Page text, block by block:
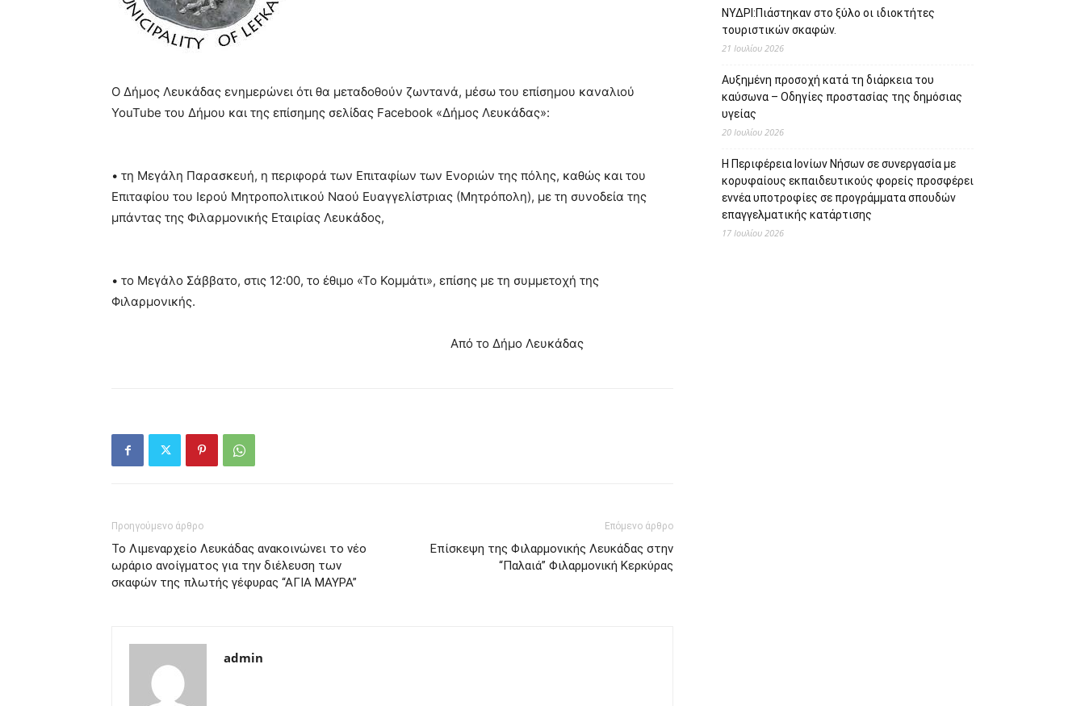
Ο Δήμος Λευκάδας ενημερώνει ότι θα μεταδοθούν ζωντανά, μέσω του επίσημου καναλιού
YouTube του Δήμου και της επίσημης σελίδας Facebook «Δήμος Λευκάδας»:
• τη Μεγάλη Παρασκευή, η περιφορά των Επιταφίων των Ενοριών της πόλης, καθώς και του
Επιταφίου του Ιερού Μητροπολιτικού Ναού Ευαγγελίστριας (Μητρόπολη), με τη συνοδεία της
μπάντας της Φιλαρμονικής Εταιρίας Λευκάδος,
• το Μεγάλο Σάββατο, στις 12:00, το έθιμο «Το Κομμάτι», επίσης με τη συμμετοχή της
Φιλαρμονικής.
Από το Δήμο Λευκάδας
Προηγούμενο άρθρο
Το Λιμεναρχείο Λευκάδας ανακοινώνει το νέο
ωράριο ανοίγματος για την διέλευση των
σκαφών της πλωτής γέφυρας “ΑΓΙΑ ΜΑΥΡΑ”
Επόμενο άρθρο
Επίσκεψη της Φιλαρμονικής Λευκάδας στην
“Παλαιά” Φιλαρμονική Κερκύρας
admin
ΝΥΔΡΙ:Πιάστηκαν στο ξύλο οι ιδιοκτήτες
τουριστικών σκαφών.
21 Ιουλίου 2026
Αυξημένη προσοχή κατά τη διάρκεια του
καύσωνα – Οδηγίες προστασίας της δημόσιας
υγείας
20 Ιουλίου 2026
Η Περιφέρεια Ιονίων Νήσων σε συνεργασία με
κορυφαίους εκπαιδευτικούς φορείς προσφέρει
εννέα υποτροφίες σε προγράμματα σπουδών
επαγγελματικής κατάρτισης
17 Ιουλίου 2026